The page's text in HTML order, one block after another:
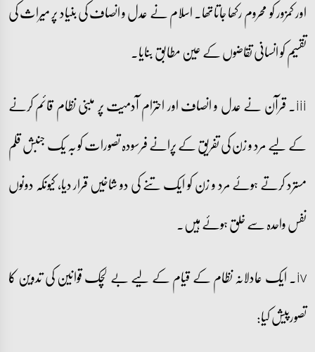
اور کمزور کو محروم رکھا جاتاتھا۔ اسلام نے عدل و انصاف کی بنیاد پر میراث کی
تقسیم کو انسانی تقاضوں کے عین مطابق بنایا۔
iii۔ قرآن نے عدل و انصاف اور احترام آدمیت پر مبنی نظام قائم کرنے
کے لیے مرد و زن کی تفریق کے پرانے فرسودہ تصورات کو بہ یک جنبش قلم
مسترد کرتے ہوئے مرد و زن کو ایک تنے کی دو شاخیں قرار دیا، کیونکہ دونوں
نفس واحدہ سے خلق ہوئے ہیں۔
iv۔ ایک عادلانہ نظام کے قیام کے لیے بے لچک قوانین کی تدوین کا
تصورپیش کیا: